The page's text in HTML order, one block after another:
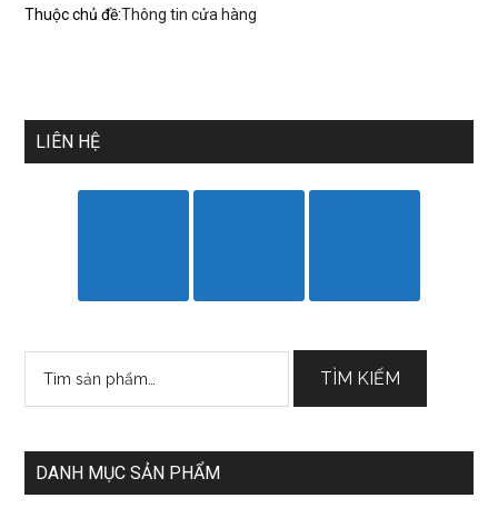
Thuộc chủ đề:Thông tin cửa hàng
LIÊN HỆ
kiếm:
TÌM KIẾM
DANH MỤC SẢN PHẨM